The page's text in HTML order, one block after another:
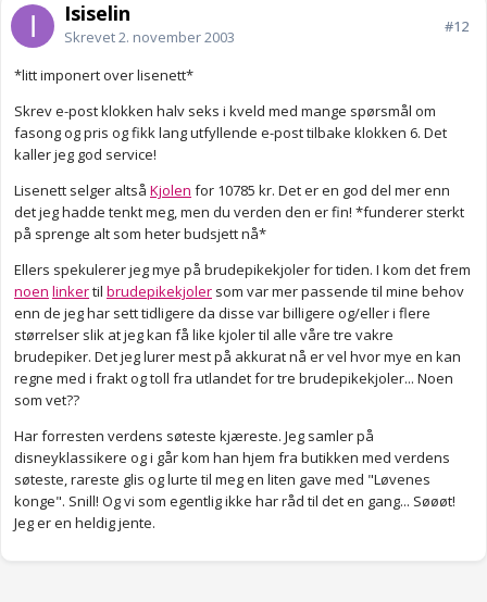
Isiselin
Skrevet2. november 2003
#12
*litt imponert over lisenett*
Skrev e-post klokken halv seks i kveld med mange spørsmål om
fasong og pris og fikk lang utfyllende e-post tilbake klokken 6. Det
kaller jeg god service!
Lisenett selger altså Kjolen for 10785 kr. Det er en god del mer enn
det jeg hadde tenkt meg, men du verden den er fin! *funderer sterkt
på sprenge alt som heter budsjett nå*
Ellers spekulerer jeg mye på brudepikekjoler for tiden. I kom det frem
noen linkertil brudepikekjoler som var mer passende til mine behov
enn de jeg har sett tidligere da disse var billigere og/eller i flere
størrelser slik at jeg kan få like kjoler til alle våre tre vakre
brudepiker. Det jeg lurer mest på akkurat nå er vel hvor mye en kan
regne med i frakt og toll fra utlandet for tre brudepikekjoler... Noen
som vet??
Har forresten verdens søteste kjæreste. Jeg samler på
disneyklassikere og i går kom han hjem fra butikken med verdens
søteste, rareste glis og lurte til meg en liten gave med "Løvenes
konge". Snill! Og vi som egentlig ikke har råd til det en gang... Søøøt!
Jeg er en heldig jente.